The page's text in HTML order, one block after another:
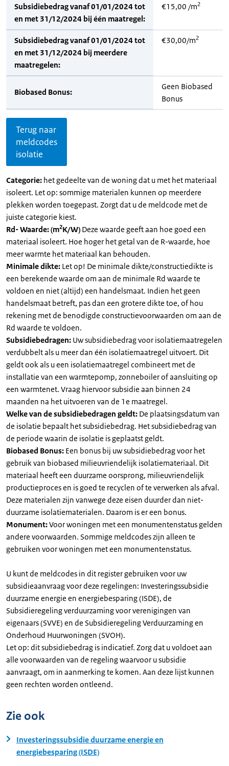
Subsidiebedrag vanaf 01/01/2024 tot
en met 31/12/2024 bij één maatregel:
€15,00 /m2
Subsidiebedrag vanaf 01/01/2024 tot
en met 31/12/2024 bij meerdere
maatregelen:
€30,00/m2
Biobased Bonus:
Geen Biobased
Bonus
Terug naar
meldcodes
isolatie
Categorie: het gedeelte van de woning dat u met het materiaal
isoleert. Let op: sommige materialen kunnen op meerdere
plekken worden toegepast. Zorgt dat u de meldcode met de
juiste categorie kiest.
Rd- Waarde: (m2K/W) Deze waarde geeft aan hoe goed een
materiaal isoleert. Hoe hoger het getal van de R-waarde, hoe
meer warmte het materiaal kan behouden.
Minimale dikte: Let op! De minimale dikte/constructiedikte is
een berekende waarde om aan de minimale Rd waarde te
voldoen en niet (altijd) een handelsmaat. Indien het geen
handelsmaat betreft, pas dan een grotere dikte toe, of hou
rekening met de benodigde constructievoorwaarden om aan de
Rd waarde te voldoen.
Subsidiebedragen: Uw subsidiebedrag voor isolatiemaatregelen
verdubbelt als u meer dan één isolatiemaatregel uitvoert. Dit
geldt ook als u een isolatiemaatregel combineert met de
installatie van een warmtepomp, zonneboiler of aansluiting op
een warmtenet. Vraag hiervoor subsidie aan binnen 24
maanden na het uitvoeren van de 1e maatregel.
Welke van de subsidiebedragen geldt: De plaatsingsdatum van
de isolatie bepaalt het subsidiebedrag. Het subsidiebedrag van
de periode waarin de isolatie is geplaatst geldt.
Biobased Bonus: Een bonus bij uw subsidiebedrag voor het
gebruik van biobased milieuvriendelijk isolatiemateriaal. Dit
materiaal heeft een duurzame oorsprong, milieuvriendelijk
productieproces en is goed te recyclen of te verwerken als afval.
Deze materialen zijn vanwege deze eisen duurder dan niet-
duurzame isolatiematerialen. Daarom is er een bonus.
Monument:Voor woningen met een monumentenstatus gelden
andere voorwaarden. Sommige meldcodes zijn alleen te
gebruiken voor woningen met een monumentenstatus.
U kunt de meldcodes in dit register gebruiken voor uw
subsidieaanvraag voor deze regelingen: Investeringssubsidie
duurzame energie en energiebesparing (ISDE), de
Subsidieregeling verduurzaming voor verenigingen van
eigenaars (SVVE) en de Subsidieregeling Verduurzaming en
Onderhoud Huurwoningen (SVOH).
Let op: dit subsidiebedrag is indicatief. Zorg dat u voldoet aan
alle voorwaarden van de regeling waarvoor u subsidie
aanvraagt, om in aanmerking te komen. Aan deze lijst kunnen
geen rechten worden ontleend.
Zie ook
Investeringssubsidie duurzame energie en
energiebesparing (ISDE)